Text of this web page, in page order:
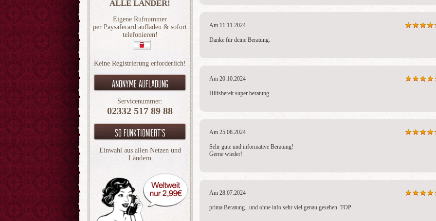
ALLE LÄNDER!
Eigene Rufnummer
per Paysafecard aufladen & sofort
telefonieren!
Keine Registrierung erforderlich!
Anonyme aufladung
Servicenummer:
02332 517 89 88
So funktioniert`s
Einwahl aus allen Netzen und
Ländern
Am 11.11.2024
Danke für deine Beratung.
Am 20.10.2024
Hilfsbereit super beratung
Am 25.08.2024
Sehr gute und informative Beratung!
Gerne wieder!
Am 28.07.2024
prima Beratung...und ohne info sehr viel genau gesehen. TOP